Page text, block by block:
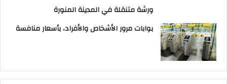
ورشة متنقلة في المدينة المنورة
بوابات مرور الأشخاص والأفراد، بأسعار منافسة